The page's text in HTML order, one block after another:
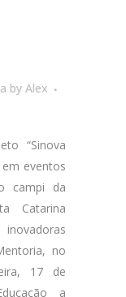
by Alex
“Sinova
eventos
campi da
Catarina
no
17 de
a